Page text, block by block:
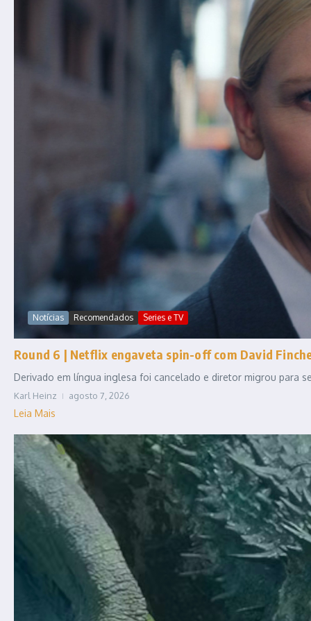
Notícias Recomendados Series e TV
Round 6 | Netflix engaveta spin-off com David
Derivado em língua inglesa foi cancelado e diretor migrou para
Karl Heinz agosto 7, 2026
Leia Mais